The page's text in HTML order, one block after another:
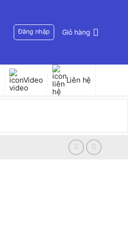
Đăng nhập Giỏ hàng
Video Liên hệ